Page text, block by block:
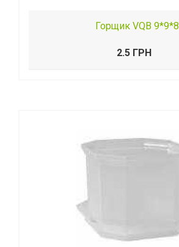
Горщик VQB 9*9*8
2.5 ГРН